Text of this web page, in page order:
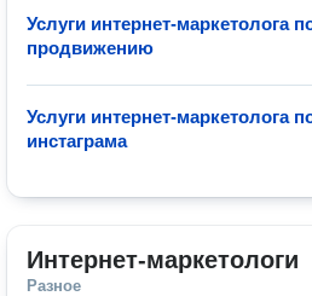
Услуги интернет-маркетолога
продвижению
Услуги интернет-маркетолога
инстаграма
Интернет-маркетологи
Разное